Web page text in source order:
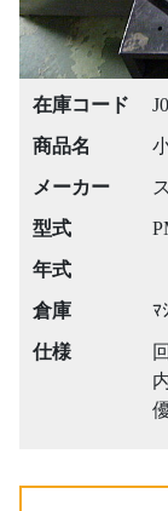
在庫コード
商品名
メーカー
型式
年式
倉庫
ﾏ
仕様